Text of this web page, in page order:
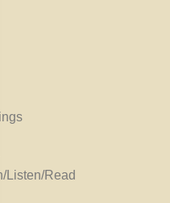
Listen/Read